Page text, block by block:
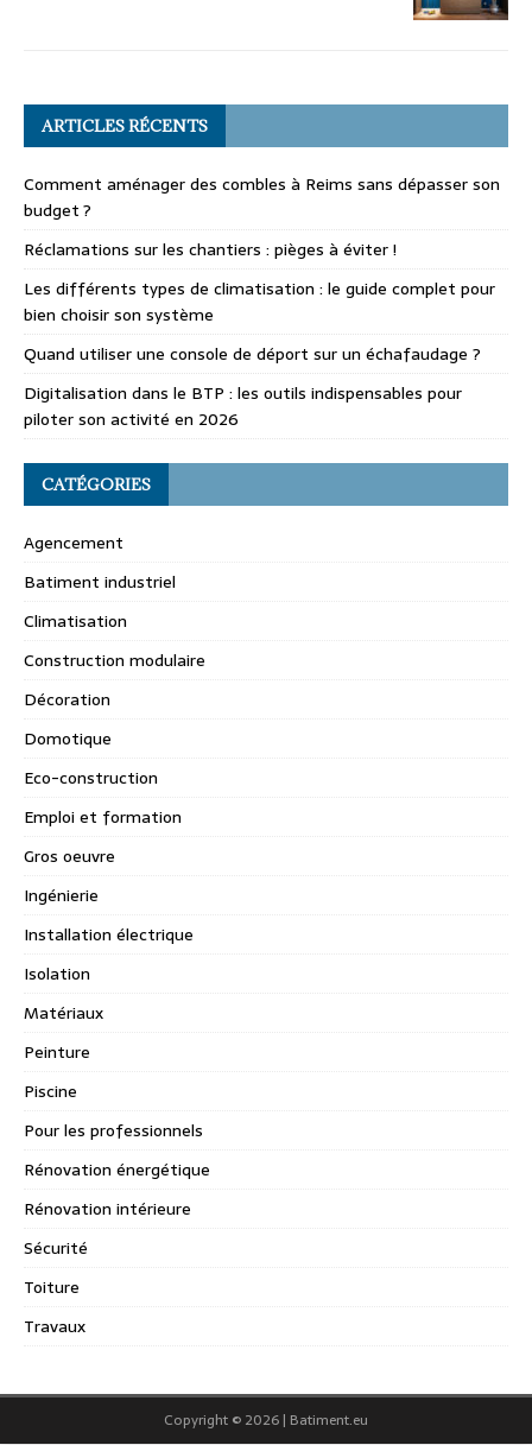
ARTICLES RÉCENTS
Comment aménager des combles à Reims sans dépasser son
budget ?
Réclamations sur les chantiers : pièges à éviter !
Les différents types de climatisation : le guide complet pour
bien choisir son système
Quand utiliser une console de déport sur un échafaudage ?
Digitalisation dans le BTP : les outils indispensables pour
piloter son activité en 2026
CATÉGORIES
Agencement
Batiment industriel
Climatisation
Construction modulaire
Décoration
Domotique
Eco-construction
Emploi et formation
Gros oeuvre
Ingénierie
Installation électrique
Isolation
Matériaux
Peinture
Piscine
Pour les professionnels
Rénovation énergétique
Rénovation intérieure
Sécurité
Toiture
Travaux
Copyright © 2026 | Batiment.eu